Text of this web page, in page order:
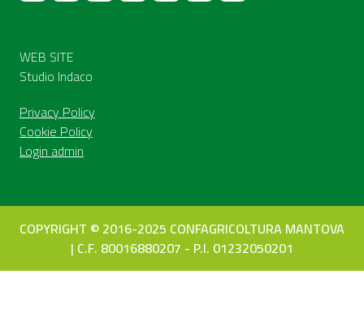
WEB SITE
Studio Indaco
Privacy Policy
Cookie Policy
Login admin
COPYRIGHT © 2016-2025 CONFAGRICOLTURA MANTOVA
| C.F. 80016880207 - P.I. 01232050201